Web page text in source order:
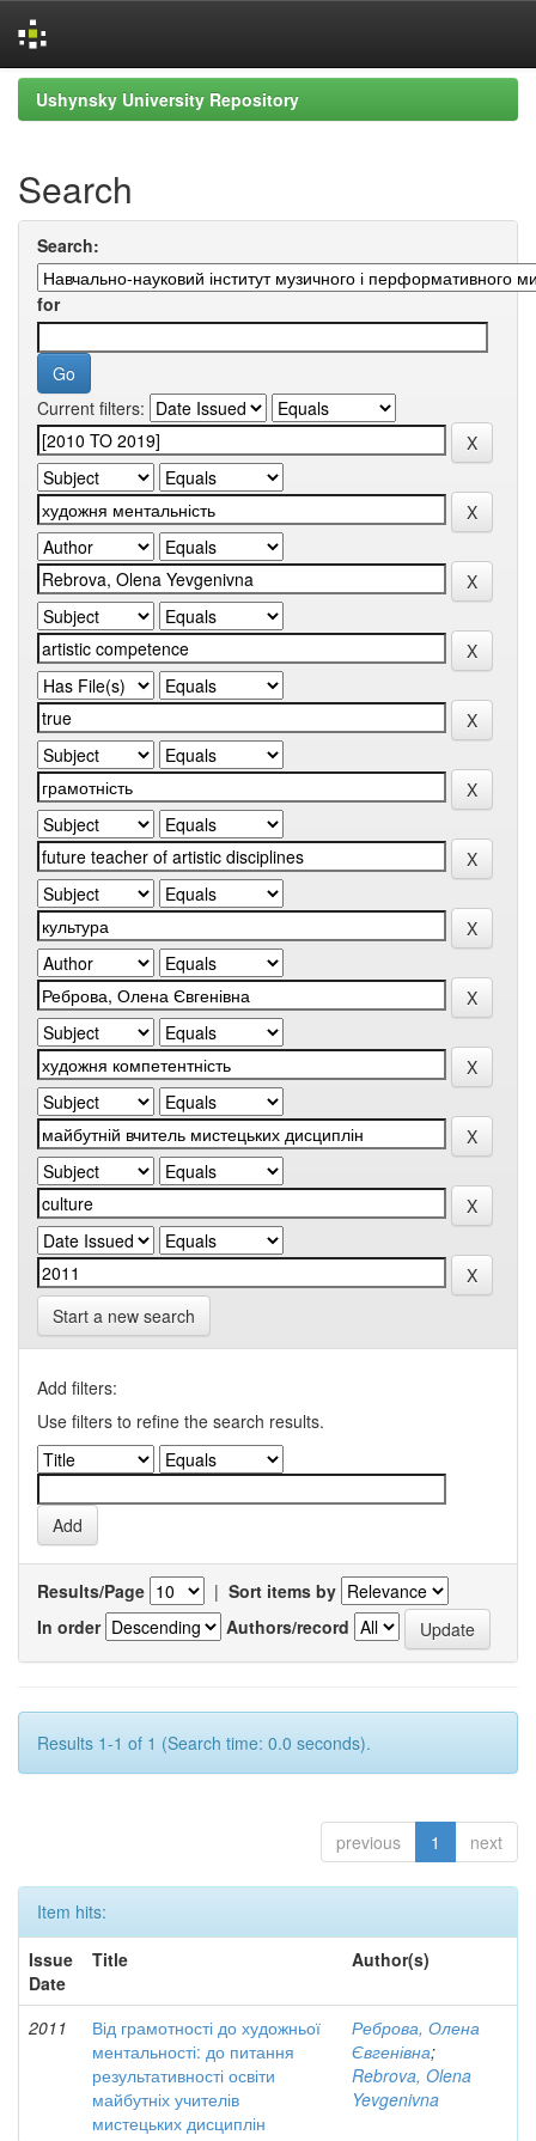
Skip
navigation
Ushynsky University Repository
Search
Search:
for
Current filters:
Start a new search
Add filters:
Use filters to refine the search results.
Results/Page | Sort items by
In order
Authors/record
Results 1-1 of 1 (Search time: 0.0 seconds).
previous 1 next
Item hits:
Issue
Date
Title Author(s)
2011
Від грамотності до художньої
ментальності: до питання
результативності освіти
майбутніх учителів
мистецьких дисциплін
Реброва, Олена
Євгенівна;
Rebrova, Olena
Yevgenivna